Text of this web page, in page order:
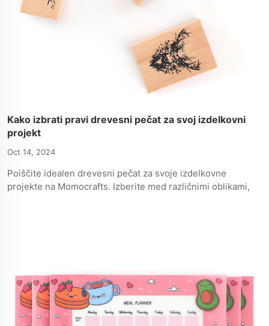
Kako izbrati pravi drevesni pečat za svoj izdelkovni
projekt
Oct 14, 2024
Poiščite idealen drevesni pečat za svoje izdelkovne
projekte na Momocrafts. Izberite med različnimi oblikami,